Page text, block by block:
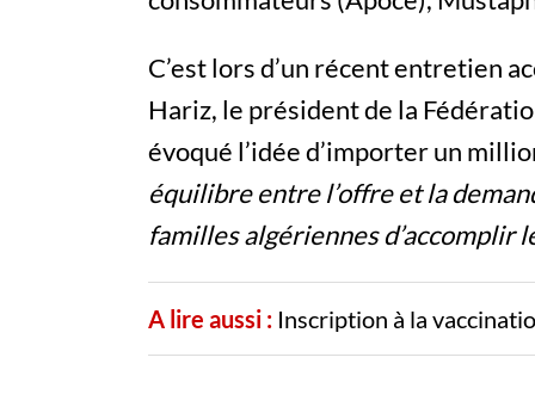
C’est lors d’un récent entretien
Hariz, le président de la
évoqué l’idée d’importer un
équilibre entre l’offre et la
familles algériennes d’accomplir
A lire aussi : Inscription à la